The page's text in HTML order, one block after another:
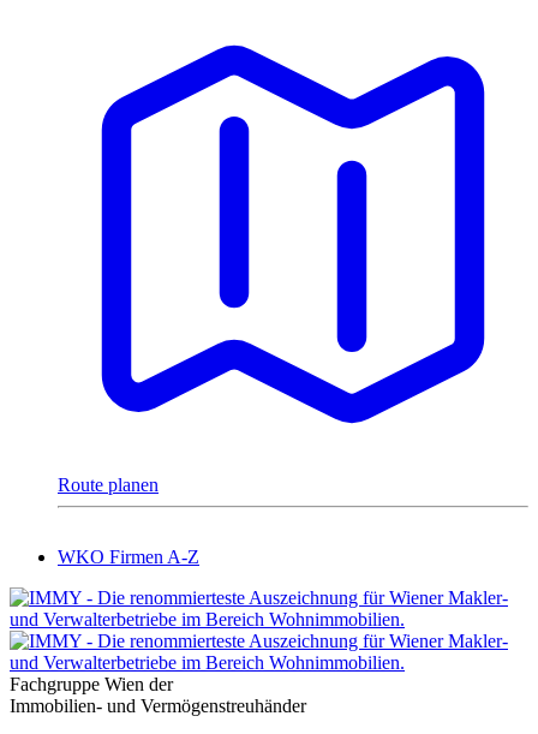
Route planen
WKO Firmen A-Z
Fachgruppe Wien der
Immobilien- und Vermögenstreuhänder